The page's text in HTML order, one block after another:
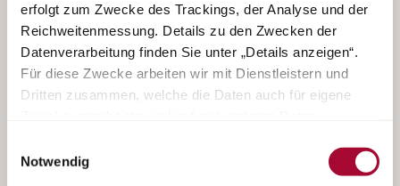
erfolgt zum Zwecke des Trackings, der Analyse und der
Reichweitenmessung. Details zu den Zwecken der
Datenverarbeitung finden Sie unter „Details anzeigen“.
Für diese Zwecke arbeiten wir mit Dienstleistern und
Dritten zusammen, welche die Daten auch für eigene
„Cookies und Services zulassen“ oder durch Auswählen
einzelner Cookies und Services in der Detailansicht
Notwendig
Camping-cars
Vans